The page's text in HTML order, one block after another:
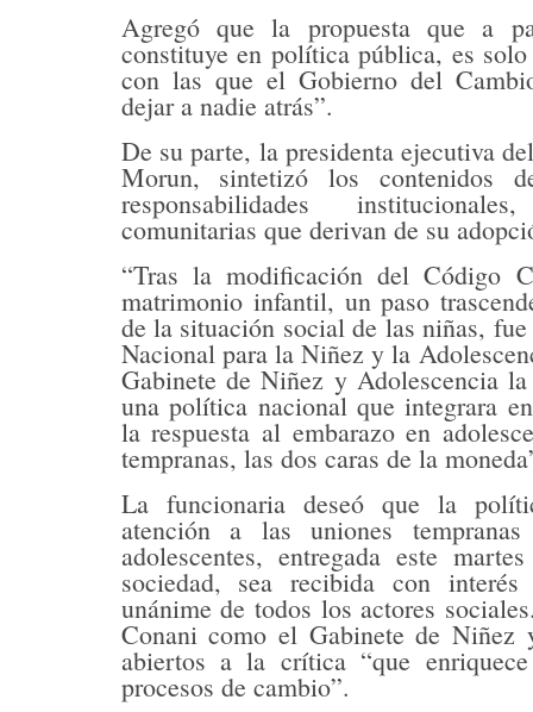
Agregó que la propuesta que a
constituye en política pública, es
con las que el Gobierno del
dejar a nadie atrás”.
De su parte, la presidenta ejecutiva
Morun, sintetizó los
responsabilidades
comunitarias que derivan de su
“Tras la modificación del Código
matrimonio infantil, un paso
de la situación social de las niñas,
Nacional para la Niñez y la
Gabinete de Niñez y Adolescencia
una política nacional que integrara
la respuesta al embarazo en
tempranas, las dos caras de la
La funcionaria deseó que la
atención a las uniones
adolescentes, entregada este
sociedad, sea recibida con
unánime de todos los actores
Conani como el Gabinete de Niñez
abiertos a la crítica “que
procesos de cambio”.